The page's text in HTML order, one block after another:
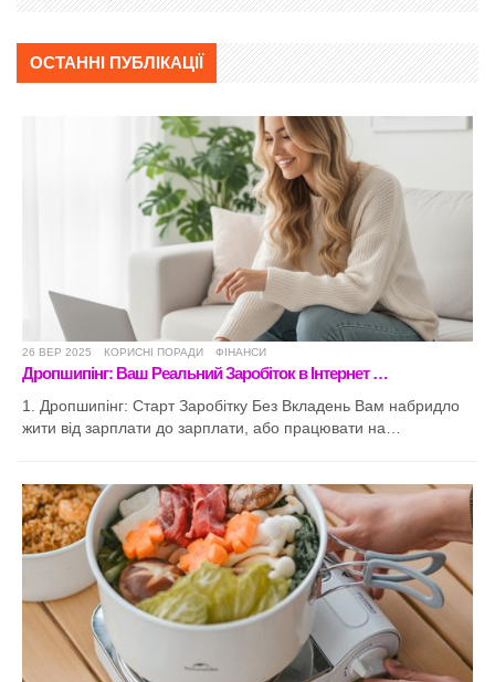
ОСТАННІ ПУБЛІКАЦІЇ
26 ВЕР 2025 КОРИСНІ ПОРАДИ ФІНАНСИ
Дропшипінг: Ваш Реальний Заробіток в Інтернет …
1. Дропшипінг: Старт Заробітку Без Вкладень Вам набридло
жити від зарплати до зарплати, або працювати на…